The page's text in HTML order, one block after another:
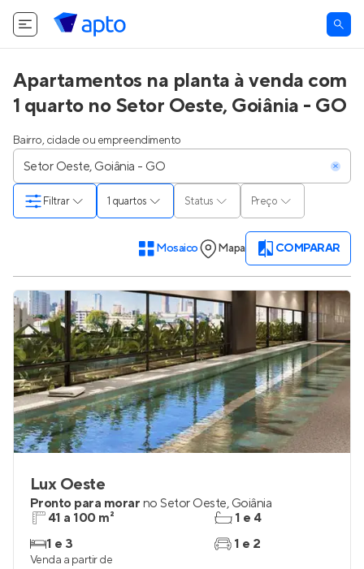
Apartamentos na planta à venda com
1 quarto no Setor Oeste, Goiânia - GO
Bairro, cidade ou empreendimento
1 quartos Status Preço
Filtrar
Mosaico Mapa COMPARAR
Lux Oeste
Pronto para morar no Setor Oeste, Goiânia
41 a 100 m²
1 e 3
1 e 4
1 e 2
Venda a partir de